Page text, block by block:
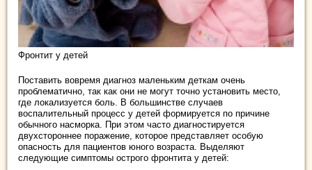
Фронтит у детей
Поставить вовремя диагноз маленьким деткам очень
проблематично, так как они не могут точно установить место,
где локализуется боль. В большинстве случаев
воспалительный процесс у детей формируется по причине
обычного насморка. При этом часто диагностируется
двухстороннее поражение, которое представляет особую
опасность для пациентов юного возраста. Выделяют
следующие симптомы острого фронтита у детей: